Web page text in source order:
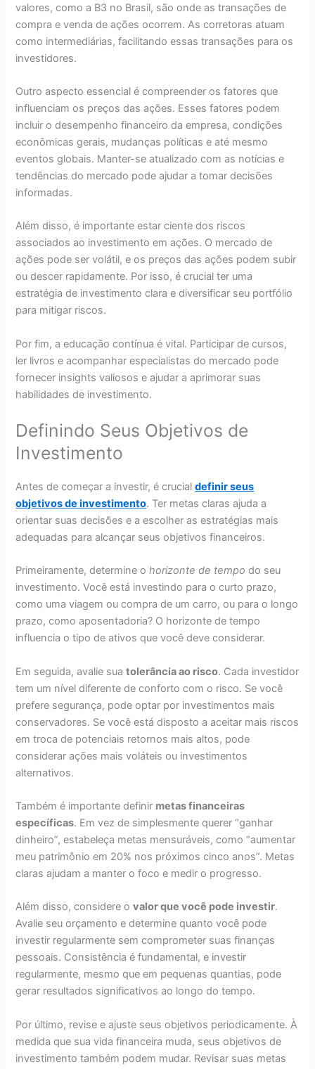
valores, como a B3 no Brasil, são onde as transações de
compra e venda de ações ocorrem. As corretoras atuam
como intermediárias, facilitando essas transações para os
investidores.
Outro aspecto essencial é compreender os fatores que
influenciam os preços das ações. Esses fatores podem
incluir o desempenho financeiro da empresa, condições
econômicas gerais, mudanças políticas e até mesmo
eventos globais. Manter-se atualizado com as notícias e
tendências do mercado pode ajudar a tomar decisões
informadas.
Além disso, é importante estar ciente dos riscos
associados ao investimento em ações. O mercado de
ações pode ser volátil, e os preços das ações podem subir
ou descer rapidamente. Por isso, é crucial ter uma
estratégia de investimento clara e diversificar seu portfólio
para mitigar riscos.
Por fim, a educação contínua é vital. Participar de cursos,
ler livros e acompanhar especialistas do mercado pode
fornecer insights valiosos e ajudar a aprimorar suas
habilidades de investimento.
Definindo Seus Objetivos de
Investimento
Antes de começar a investir, é crucialdefinir seus
objetivos de investimento. Ter metas claras ajuda a
orientar suas decisões e a escolher as estratégias mais
adequadas para alcançar seus objetivos financeiros.
Primeiramente, determine ohorizonte de tempo do seu
investimento. Você está investindo para o curto prazo,
como uma viagem ou compra de um carro, ou para o longo
prazo, como aposentadoria? O horizonte de tempo
influencia o tipo de ativos que você deve considerar.
Em seguida, avalie suatolerância ao risco. Cada investidor
tem um nível diferente de conforto com o risco. Se você
prefere segurança, pode optar por investimentos mais
conservadores. Se você está disposto a aceitar mais riscos
em troca de potenciais retornos mais altos, pode
considerar ações mais voláteis ou investimentos
alternativos.
Também é importante definir metas financeiras
específicas. Em vez de simplesmente querer “ganhar
dinheiro”, estabeleça metas mensuráveis, como “aumentar
meu patrimônio em 20% nos próximos cinco anos”. Metas
claras ajudam a manter o foco e medir o progresso.
Além disso, considere ovalor que você pode investir.
Avalie seu orçamento e determine quanto você pode
investir regularmente sem comprometer suas finanças
pessoais. Consistência é fundamental, e investir
regularmente, mesmo que em pequenas quantias, pode
gerar resultados significativos ao longo do tempo.
Por último, revise e ajuste seus objetivos periodicamente. À
medida que sua vida financeira muda, seus objetivos de
investimento também podem mudar. Revisar suas metas